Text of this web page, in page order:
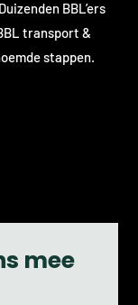
BBL’ers
transport &
stappen.
mee